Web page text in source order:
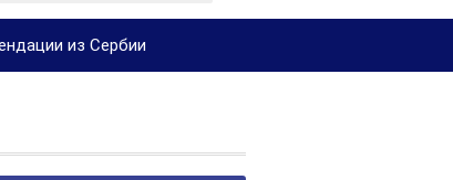
из Сербии